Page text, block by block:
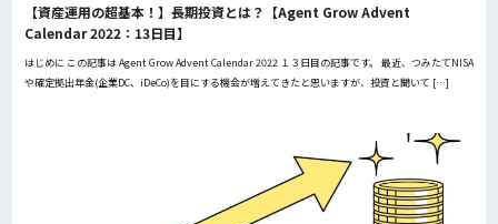
【資産運用の超基本！】長期投資とは？【Agent Grow Advent
Calendar 2022：13日目】
はじめに この記事は Agent Grow Advent Calendar 2022 １３日目の記事です。 最近、つみたてNISA
や確定拠出年金(企業DC、iDeCo)を目にする機会が増えてきたと思いますが、投資と聞いて […]